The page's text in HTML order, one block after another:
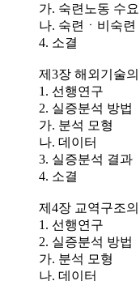
가. 숙련노동 수
나. 숙련ㆍ비숙
4. 소결
제3장 해외기술
1. 선행연구
2. 실증분석 방법
가. 분석 모형
나. 데이터
3. 실증분석 결과
4. 소결
제4장 교역구조
1. 선행연구
2. 실증분석 방법
가. 분석 모형
나. 데이터